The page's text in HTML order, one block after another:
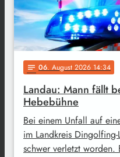
notes 06. August 2026 14:34
Landau: Mann fällt
Hebebühne
Bei einem Unfall auf
im Landkreis
schwer verletzt worden.